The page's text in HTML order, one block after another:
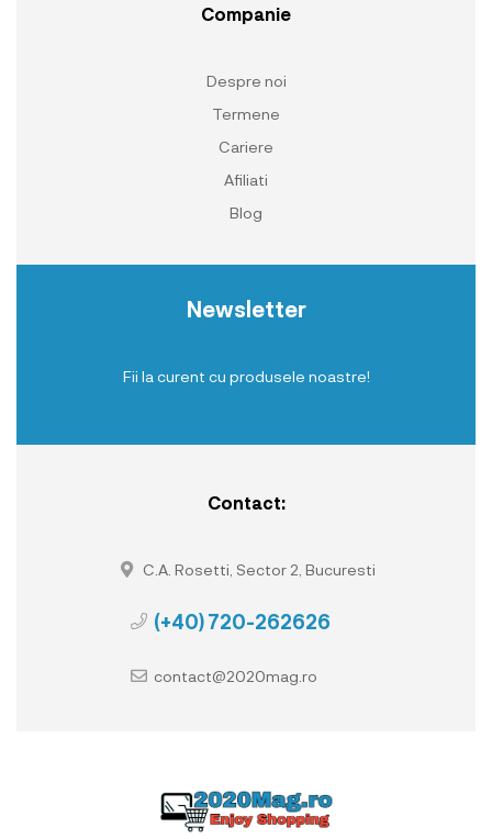
Companie
Despre noi
Termene
Cariere
Afiliati
Blog
Newsletter
Fii la curent cu produsele noastre!
Contact:
C.A. Rosetti, Sector 2, Bucuresti
(+40) 720-262626
contact@2020mag.ro